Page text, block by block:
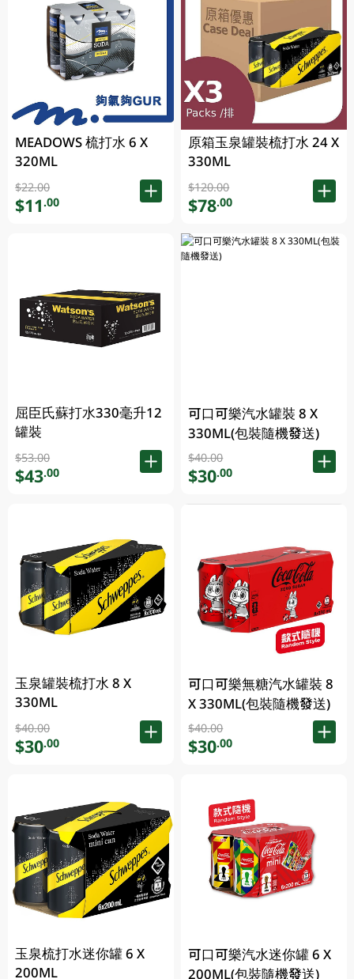
MEADOWS 梳打水 6 X
320ML
$22.00
$11.00
屈臣氏蘇打水330毫升12
罐裝
$53.00
$43.00
玉泉罐裝梳打水 8 X
330ML
$40.00
$30.00
玉泉梳打水迷你罐 6 X
200ML
原箱玉泉罐裝梳打水 24 X
330ML
$120.00
$78.00
可口可樂汽水罐裝 8 X
330ML(包裝隨機發送)
$40.00
$30.00
可口可樂無糖汽水罐裝 8
X 330ML(包裝隨機發送)
$40.00
$30.00
可口可樂汽水迷你罐 6 X
200ML(包裝隨機發送)